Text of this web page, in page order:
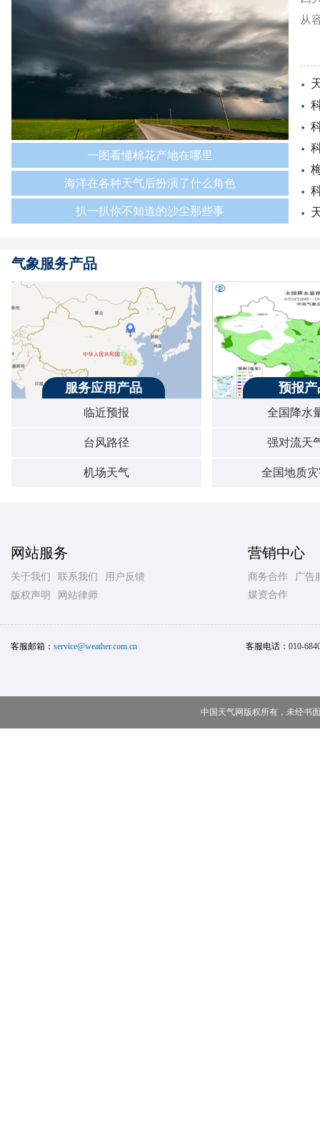
一图看懂棉花产地在哪里
海洋在各种天气后扮演了什么角色
扒一扒你不知道的沙尘那些事
从
气象服务产品
服务应用产品
临近预报
台风路径
机场天气
预报产
全国降水
强对流天
全国地质
网站服务
关于我们 联系我们
用户反馈
版权声明
网站律师
营销中心
商务合作
广告
媒资合作
客服邮箱： service@weather.com.cn 客服电话： 010-
中国天气网版权所有，未经